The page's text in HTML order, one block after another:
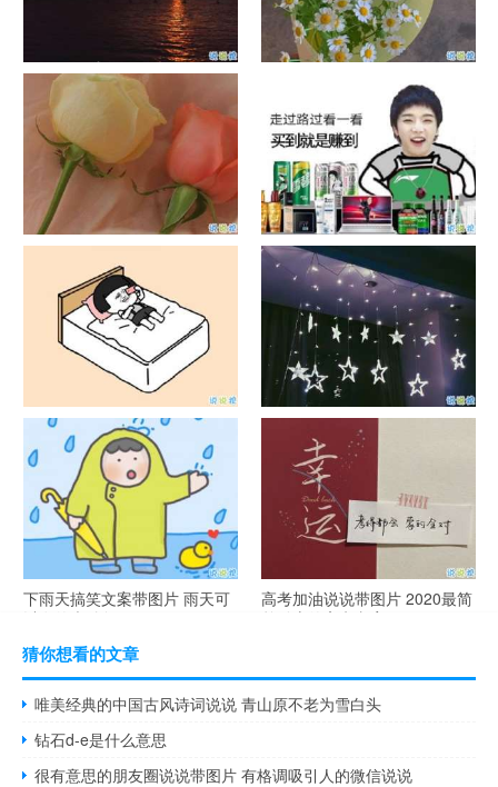
日出文案温柔句子 看日出的微
信说说配图
晒风景照的唯美说说配图 适合
发风景的朋友圈文案
官宣恋爱的说说配图 官宣句子
抖音摆地摊文案 摆地摊的搞笑
说说带图片
谐音梗土味情话大全带图片 油
腻搞笑的土味情话
很酷的霸气句子带图片 最新霸
气说说高冷范
下雨天搞笑文案带图片 雨天可
以发的幽默句子
高考加油说说带图片 2020最简
单励志的高考文案
猜你想看的文章
唯美经典的中国古风诗词说说 青山原不老为雪白头
钻石d-e是什么意思
很有意思的朋友圈说说带图片 有格调吸引人的微信说说